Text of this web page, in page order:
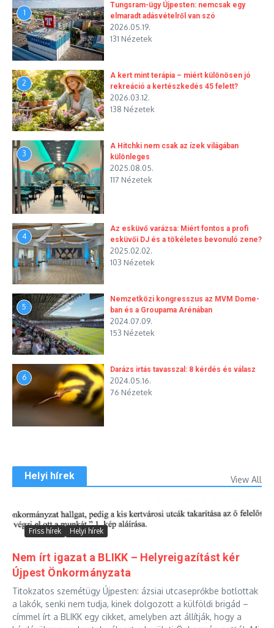
1
Tungsram-ügy Újpesten: nemcsak egy
elmaradt adásvételről van szó
2026.05.19.
131 Nézetek
2
A kert mint terápia – miért különösen jó
rekreáció a kertészkedés 45 felett?
2026.03.12.
138 Nézetek
3
A Hitchki nem csak az ízek világában
különleges
2025.08.05.
117 Nézetek
4
Az esküvő varázsa: Miért fontos a profi
esküvői DJ és a tökéletes bevonuló zene?
2025.02.02.
103 Nézetek
5
Nemzetközi kongresszus az MVM Dome-
ban és a Groupama Arénában
2024.07.09.
153 Nézetek
6
Darázs irtás tavasszal: 8 kérdés és válasz
2024.05.16.
76 Nézetek
Helyi hírek View All
Friss hírek Helyi hírek
Nem írt igazat a BLIKK – Helyreigazítást kér
Újpest Önkormányzata
Titokzatos szemétügy Újpesten: ázsiai utcaseprőkbe botlottak
a lakók, senki nem tudja, kinek dolgozott a külföldi brigád –
címmel írt a BLIKK egy cikket, amelyben azt állítják, hogy a